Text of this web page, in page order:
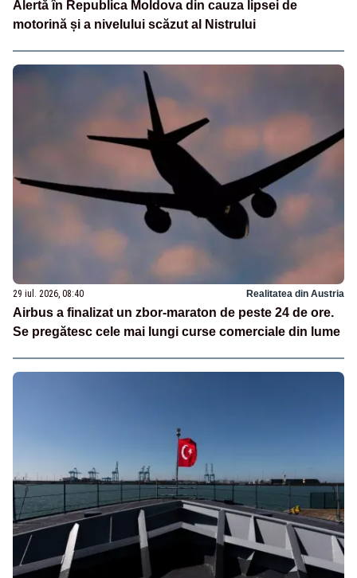
Alertă în Republica Moldova din cauza lipsei de
motorină și a nivelului scăzut al Nistrului
29 iul. 2026, 08:40 Realitatea din Austria
Airbus a finalizat un zbor-maraton de peste 24 de ore.
Se pregătesc cele mai lungi curse comerciale din lume